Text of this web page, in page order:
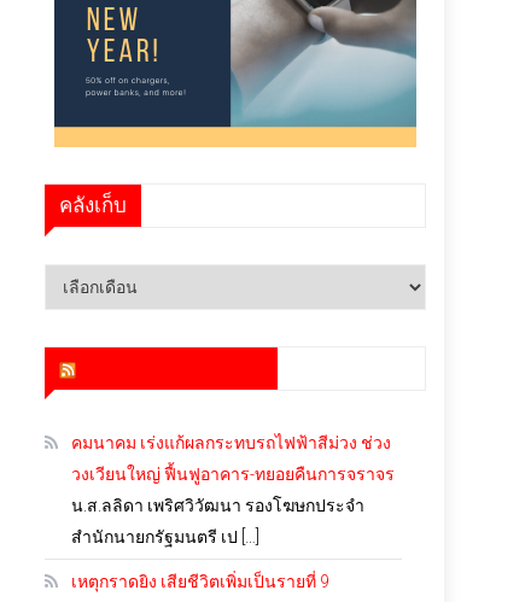
คลังเก็บ
คลัง
คมนาคม เร่งแก้ผลกระทบรถไฟฟ้าสีม่วง ช่วง
วงเวียนใหญ่ ฟื้นฟูอาคาร-ทยอยคืนการจราจร
น.ส.ลลิดา เพริศวิวัฒนา รองโฆษกประจำ
สำนักนายกรัฐมนตรี เป […]
เหตุกราดยิง เสียชีวิตเพิ่มเป็นรายที่ 9